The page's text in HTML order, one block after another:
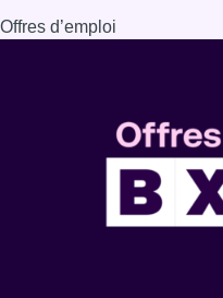
Offres d’emploi